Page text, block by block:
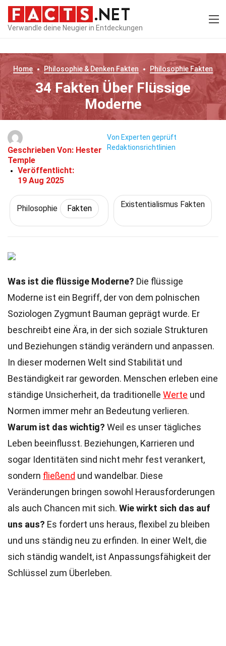
Verwandle deine Neugier in Entdeckungen
Home Philosophie & Denken Fakten Philosophie Fakten
34 Fakten Über Flüssige
Moderne
Geschrieben Von: Hester
Temple
Veröffentlicht:
19 Aug 2025
Von Experten geprüft
Redaktionsrichtlinien
Philosophie Fakten Existentialismus Fakten
Was ist die flüssige Moderne? Die flüssige
Moderne ist ein Begriff, der von dem polnischen
Soziologen Zygmunt Bauman geprägt wurde. Er
beschreibt eine Ära, in der sich soziale Strukturen
und Beziehungen ständig verändern und anpassen.
In dieser modernen Welt sind Stabilität und
Beständigkeit rar geworden. Menschen erleben eine
ständige Unsicherheit, da traditionelle Werte und
Normen immer mehr an Bedeutung verlieren.
Warum ist das wichtig? Weil es unser tägliches
Leben beeinflusst. Beziehungen, Karrieren und
sogar Identitäten sind nicht mehr fest verankert,
sondern fließend und wandelbar. Diese
Veränderungen bringen sowohl Herausforderungen
als auch Chancen mit sich. Wie wirkt sich das auf
uns aus? Es fordert uns heraus, flexibel zu bleiben
und uns ständig neu zu erfinden. In einer Welt, die
sich ständig wandelt, ist Anpassungsfähigkeit der
Schlüssel zum Überleben.